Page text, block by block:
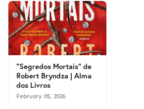
"Segredos Mortais" de
Robert Bryndza | Alma
dos Livros
February 05, 2026